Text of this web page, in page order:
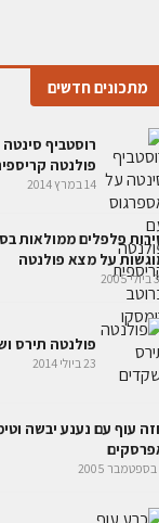
מתכונים חדשים
רוסטביף
פולנטה
14 במרץ 2014
פלפלים ממולאות
על מצא פולנטה
פולנטה תירס
23 ביולי 2014
עוף עם נענע יבשה